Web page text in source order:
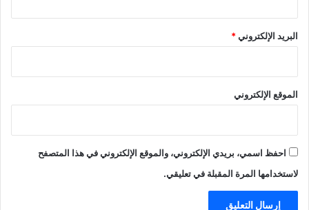
البريد الإلكتروني*
الموقع الإلكتروني
احفظ اسمي، بريدي الإلكتروني، والموقع الإلكتروني في هذا المتصفح
لاستخدامها المرة المقبلة في تعليقي.